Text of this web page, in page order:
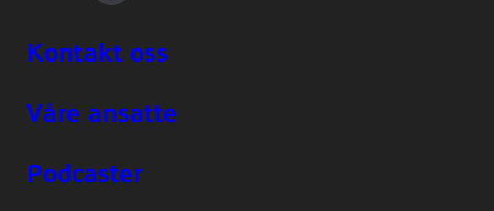
Kontakt oss
Våre ansatte
Podcaster